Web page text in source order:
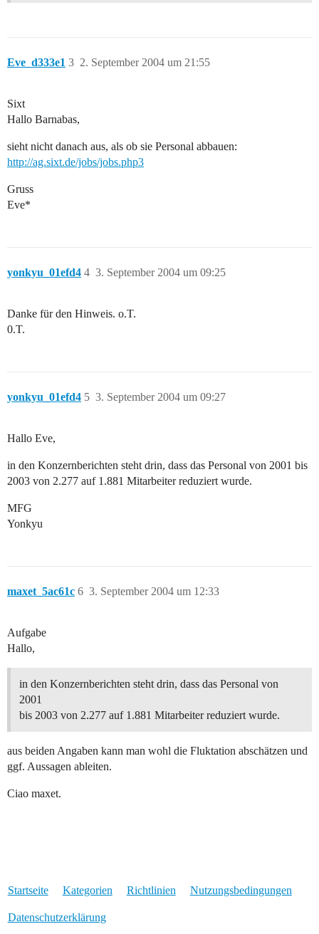
Eve_d333e1 2. September 2004 um 21:55
3
Sixt
Hallo Barnabas,
sieht nicht danach aus, als ob sie Personal abbauen:
http://ag.sixt.de/jobs/jobs.php3
Gruss
Eve*
yonkyu_01efd4 3. September 2004 um 09:25
4
Danke für den Hinweis. o.T.
0.T.
yonkyu_01efd4 3. September 2004 um 09:27
5
Hallo Eve,
in den Konzernberichten steht drin, dass das Personal von 2001 bis
2003 von 2.277 auf 1.881 Mitarbeiter reduziert wurde.
MFG
Yonkyu
maxet_5ac61c 3. September 2004 um 12:33
6
Aufgabe
Hallo,
in den Konzernberichten steht drin, dass das Personal von
2001
bis 2003 von 2.277 auf 1.881 Mitarbeiter reduziert wurde.
aus beiden Angaben kann man wohl die Fluktation abschätzen und
ggf. Aussagen ableiten.
Ciao maxet.
Startseite Kategorien Richtlinien Nutzungsbedingungen
Datenschutzerklärung